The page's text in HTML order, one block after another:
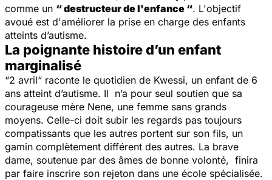
comme un “ destructeur de l'enfance “. L'objectif
avoué est d'améliorer la prise en charge des enfants
atteints d’autisme.
La poignante histoire d’un enfant
marginalisé
“2 avril“ raconte le quotidien de Kwessi, un enfant de 6
ans atteint d’autisme. Il n’a pour seul soutien que sa
courageuse mère Nene, une femme sans grands
moyens. Celle-ci doit subir les regards pas toujours
compatissants que les autres portent sur son fils, un
gamin complètement différent des autres. La brave
dame, soutenue par des âmes de bonne volonté, finira
par faire inscrire son rejeton dans une école spécialisée.